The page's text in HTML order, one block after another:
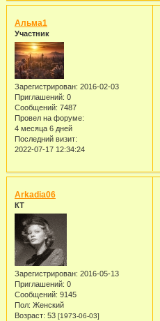
Альма1
Участник
Зарегистрирован: 2016-02-03
Приглашений: 0
Сообщений: 7487
Провел на форуме:
4 месяца 6 дней
Последний визит:
2022-07-17 12:34:24
Arkadia06
КТ
Зарегистрирован: 2016-05-13
Приглашений: 0
Сообщений: 9145
Пол: Женский
Возраст: 53 [1973-06-03]